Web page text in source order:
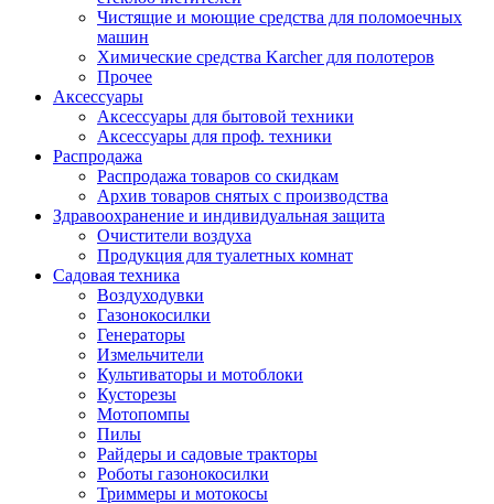
Чистящие и моющие средства для поломоечных
машин
Химические средства Karcher для полотеров
Прочее
Аксессуары
Аксессуары для бытовой техники
Аксессуары для проф. техники
Распродажа
Распродажа товаров со скидкам
Архив товаров снятых с производства
Здравоохранение и индивидуальная защита
Очистители воздуха
Продукция для туалетных комнат
Садовая техника
Воздуходувки
Газонокосилки
Генераторы
Измельчители
Культиваторы и мотоблоки
Кусторезы
Мотопомпы
Пилы
Райдеры и садовые тракторы
Роботы газонокосилки
Триммеры и мотокосы